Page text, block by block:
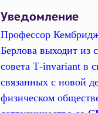
Уведомление
Профессор
Берлова выходит из
совета Т-invariant в
связанных с новой
физическом